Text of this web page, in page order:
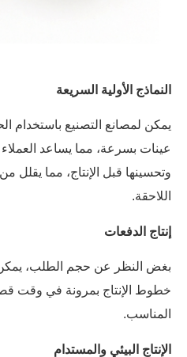
النماذج الأولية السريعة
يمكن لمصانع التصنيع باستخدام
عينات بسرعة، مما يساعد العملاء
وتحسينها قبل الإنتاج، مما يقلل
اللاحقة.
إنتاج الدفعات
بغض النظر عن حجم الطلب، يمكن
خطوط الإنتاج بمرونة في وقت
المناسب.
الإنتاج البيئي والمستدام